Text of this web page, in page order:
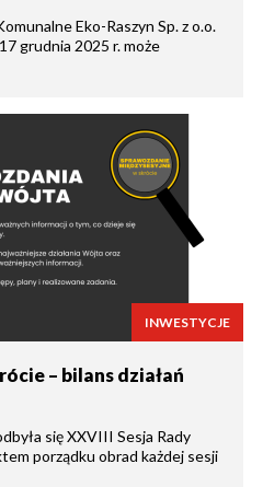
Eko-Raszyn Sp. z o.o.
grudnia 2025 r. może
INWESTYCJE
– bilans działań
się XXVIII Sesja Rady
porządku obrad każdej sesji